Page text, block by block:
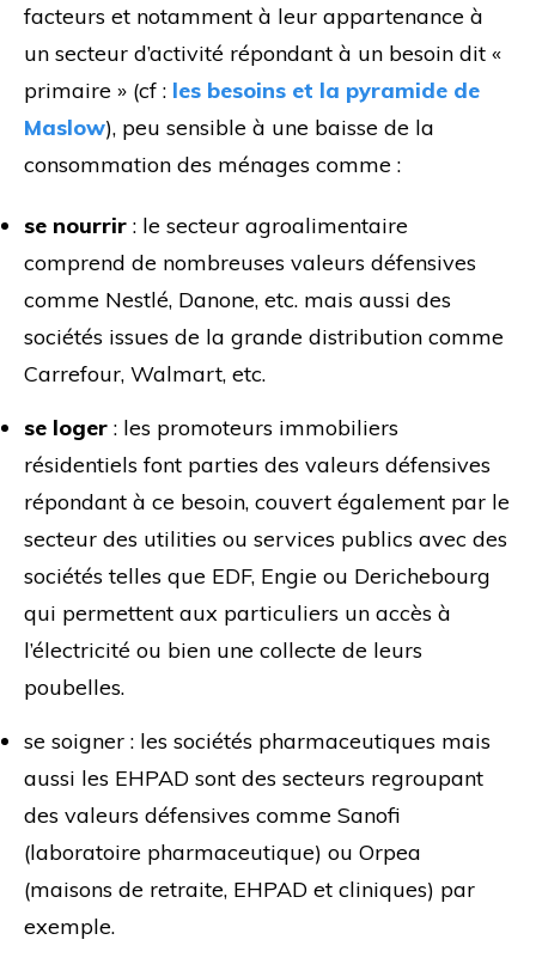
facteurs et notamment à leur appartenance à
un secteur d’activité répondant à un besoin dit «
primaire » (cf : les besoins et la pyramide de
Maslow), peu sensible à une baisse de la
consommation des ménages comme :
se nourrir : le secteur agroalimentaire
comprend de nombreuses valeurs défensives
comme Nestlé, Danone, etc. mais aussi des
sociétés issues de la grande distribution comme
Carrefour, Walmart, etc.
se loger : les promoteurs immobiliers
résidentiels font parties des valeurs défensives
répondant à ce besoin, couvert également par le
secteur des utilities ou services publics avec des
sociétés telles que EDF, Engie ou Derichebourg
qui permettent aux particuliers un accès à
l’électricité ou bien une collecte de leurs
poubelles.
se soigner : les sociétés pharmaceutiques mais
aussi les EHPAD sont des secteurs regroupant
des valeurs défensives comme Sanofi
(laboratoire pharmaceutique) ou Orpea
(maisons de retraite, EHPAD et cliniques) par
exemple.